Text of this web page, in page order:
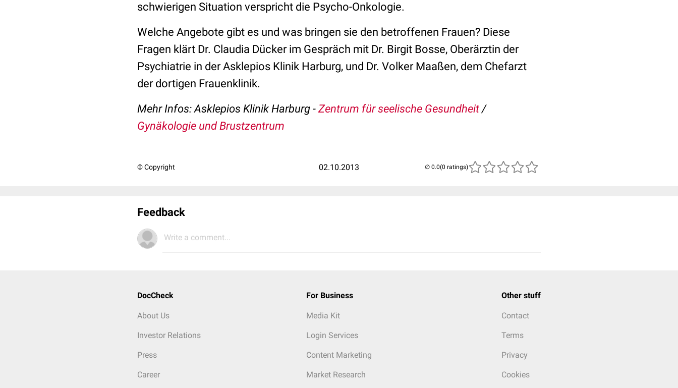
schwierigen Situation verspricht die Psycho-Onkologie.
Welche Angebote gibt es und was bringen sie den betroffenen Frauen? Diese
Fragen klärt Dr. Claudia Dücker im Gespräch mit Dr. Birgit Bosse, Oberärztin der
Psychiatrie in der Asklepios Klinik Harburg, und Dr. Volker Maaßen, dem Chefarzt
der dortigen Frauenklinik.
Mehr Infos: Asklepios Klinik Harburg -Zentrum für seelische Gesundheit/
Gynäkologie und Brustzentrum
© Copyright 02.10.2013 (0 ratings)
Feedback
Write a comment...
DocCheck
About Us
Investor Relations
Press
Career
For Business
Media Kit
Login Services
Content Marketing
Market Research
Other stuff
Contact
Terms
Privacy
Cookies